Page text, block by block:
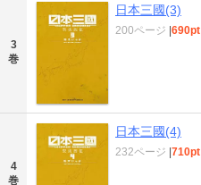
3
巻
日本三國(3)
200ページ 690pt
4
巻
日本三國(4)
232ページ 710pt